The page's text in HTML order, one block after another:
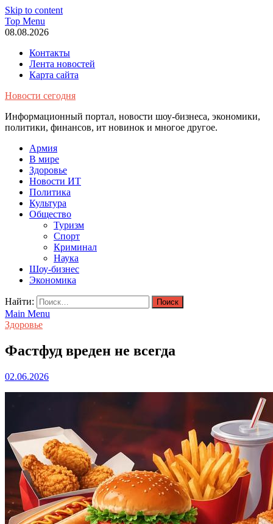
Skip to content
Top Menu
08.08.2026
Контакты
Лента новостей
Карта сайта
Новости сегодня
Информационный портал, новости шоу-бизнеса, экономики,
политики, финансов, ит новинок и многое другое.
Армия
В мире
Здоровье
Новости ИТ
Политика
Культура
Общество
Туризм
Спорт
Криминал
Наука
Шоу-бизнес
Экономика
Найти:
Main Menu
Здоровье
Фастфуд вреден не всегда
02.06.2026